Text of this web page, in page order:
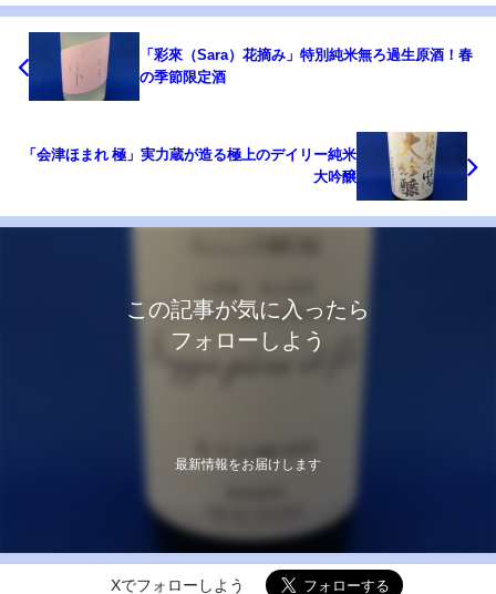
「彩來（Sara）花摘み」特別純米無ろ過生原酒！春
の季節限定酒
「会津ほまれ 極」実力蔵が造る極上のデイリー純米
大吟醸
この記事が気に入ったら
フォローしよう
最新情報をお届けします
Xでフォローしよう